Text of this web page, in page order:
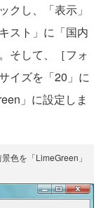
し、「表示」
スト」に「国内
そして、［フォ
イズを「20」に
」に設定しま
色を「LimeGreen」